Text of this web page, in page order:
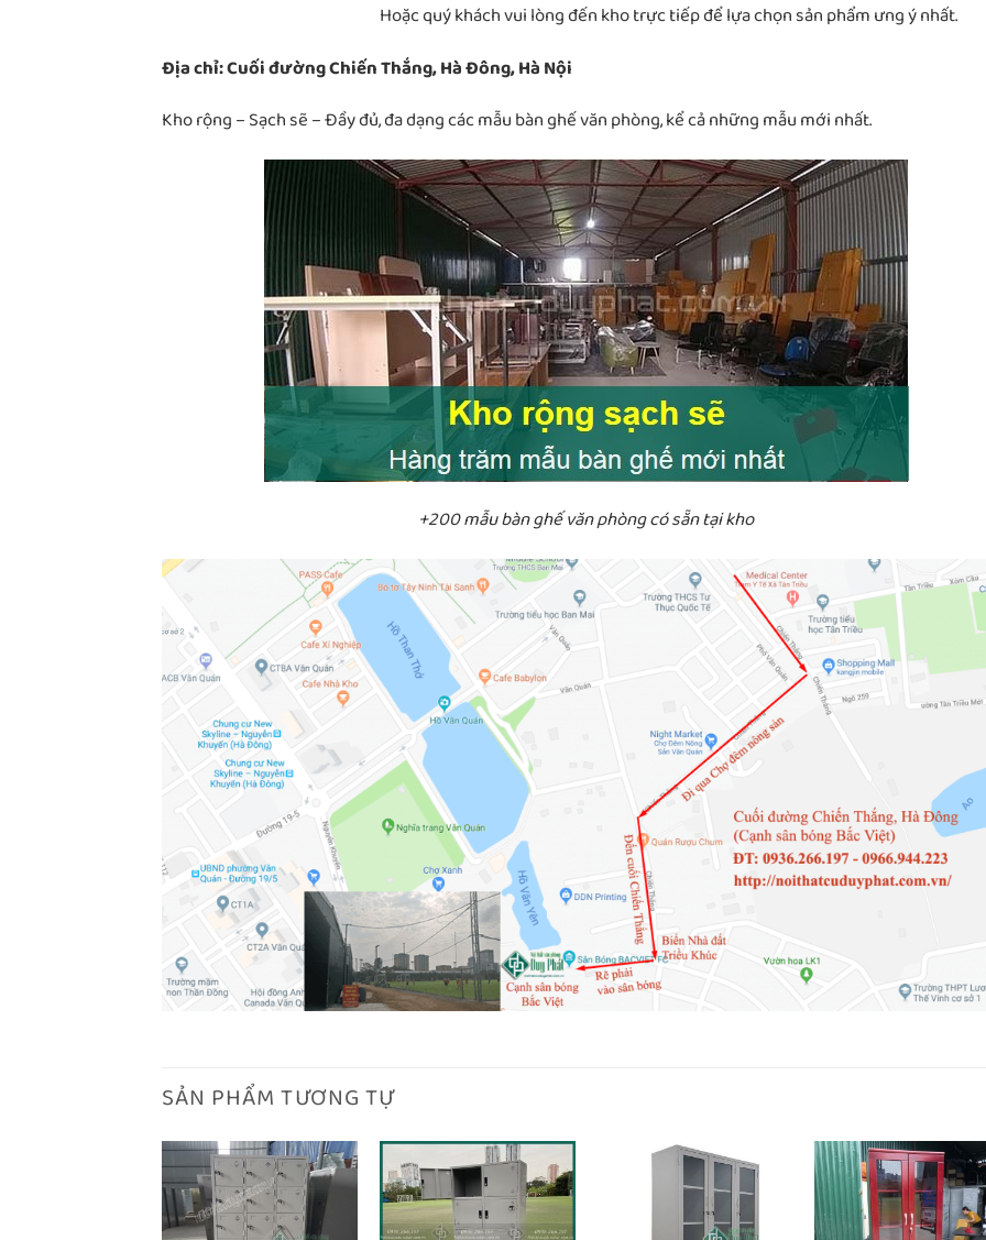
Hoặc quý khách vui lòng đến kho trực tiếp để lựa chọn sản phẩm ưng ý nhất.
Địa chỉ: Cuối đường Chiến Thắng, Hà Đông, Hà Nội
Kho rộng – Sạch sẽ – Đầy đủ, đa dạng các mẫu bàn ghế văn phòng, kể cả những mẫu mới nhất.
+200 mẫu bàn ghế văn phòng có sẵn tại kho
SẢN PHẨM TƯƠNG TỰ